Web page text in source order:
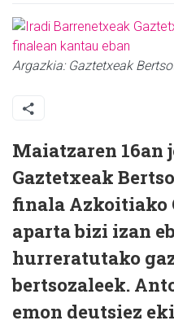
Argazkia: Gaztetxeak
Maiatzaren 16an
Gaztetxeak
finala Azkoitiako
aparta bizi izan
hurreratutako
bertsozaleek.
emon deutsiez